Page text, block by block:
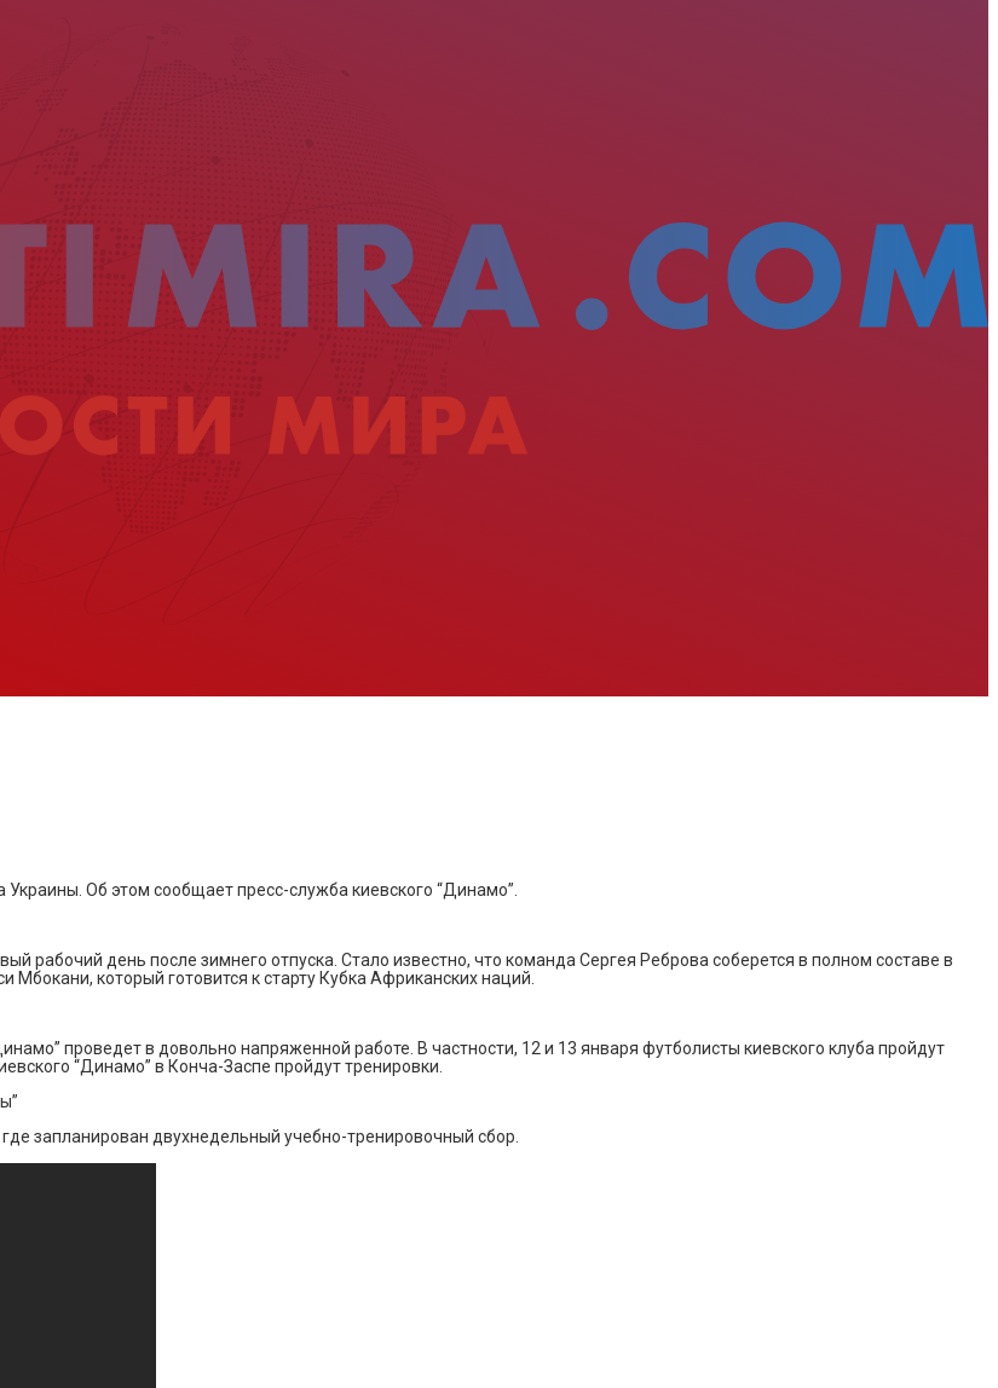
Об этом сообщает пресс-служба киевского “Динамо”.
рабочий день после зимнего отпуска. Стало известно, что команда Сергея Реброва соберется в полном составе в
который готовится к старту Кубка Африканских наций.
проведет в довольно напряженной работе. В частности, 12 и 13 января футболисты киевского клуба пройдут
“Динамо” в Конча-Заспе пройдут тренировки.
запланирован двухнедельный учебно-тренировочный сбор.